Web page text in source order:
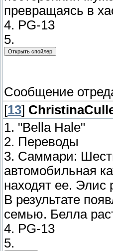
превращаясь в
4. PG-13
5.
Сообщение
[13]
1. "Bella Hale"
2. Переводы
3. Саммари:
автомобильная
находят ее. Элис
В результате
семью. Белла
4. PG-13
5.